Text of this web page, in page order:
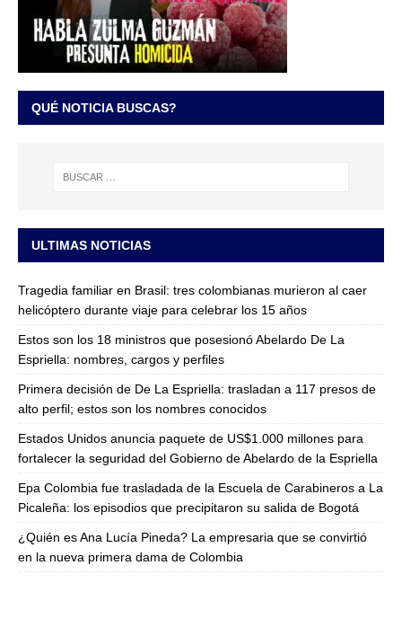
QUÉ NOTICIA BUSCAS?
ULTIMAS NOTICIAS
Tragedia familiar en Brasil: tres colombianas murieron al caer
helicóptero durante viaje para celebrar los 15 años
Estos son los 18 ministros que posesionó Abelardo De La
Espriella: nombres, cargos y perfiles
Primera decisión de De La Espriella: trasladan a 117 presos de
alto perfil; estos son los nombres conocidos
Estados Unidos anuncia paquete de US$1.000 millones para
fortalecer la seguridad del Gobierno de Abelardo de la Espriella
Epa Colombia fue trasladada de la Escuela de Carabineros a La
Picaleña: los episodios que precipitaron su salida de Bogotá
¿Quién es Ana Lucía Pineda? La empresaria que se convirtió
en la nueva primera dama de Colombia